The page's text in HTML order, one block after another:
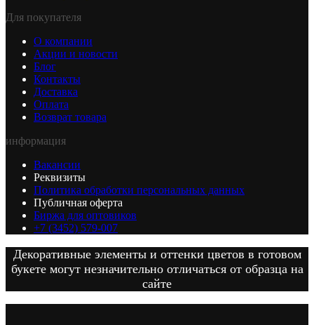
Для покупателя
О компании
Акции и новости
Блог
Контакты
Доставка
Оплата
Возврат товара
информация
Вакансии
Реквизиты
Политика обработки персональных данных
Публичная оферта
Биржа для оптовиков
+7 (3452) 579-007
Декоративные элементы и оттенки цветов в готовом
букете могут незначительно отличаться от образца на
сайте